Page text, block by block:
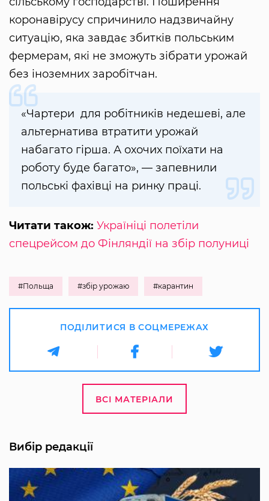
коронавірусу спричинило надзвичайну
ситуацію, яка завдає збитків польським
фермерам, які не зможуть зібрати урожай
без іноземних заробітчан.
«Чартери для робітників недешеві, але
альтернатива втратити урожай
набагато гірша. А охочих поїхати на
роботу буде багато», — запевнили
польські фахівці на ринку праці.
Читати також: Україніці полетіли
спецрейсом до Фінляндії на збір полуниці
#Польща #збір урожаю #карантин
ПОДІЛИТИСЯ В СОЦМЕРЕЖАХ
ВСІ МАТЕРІАЛИ
Вибір редакції